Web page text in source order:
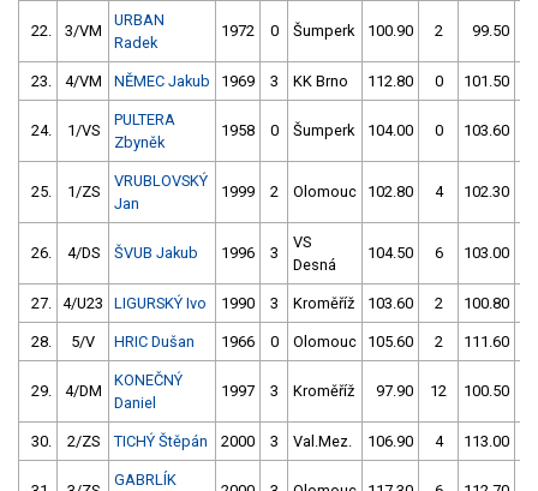
22. 3/VM
URBAN
Radek
1972 0 Šumperk 100.90 2 99.50
23. 4/VM NĚMEC Jakub 1969 3 KK Brno 112.80 0 101.50
24. 1/VS
PULTERA
Zbyněk
1958 0 Šumperk 104.00 0 103.60
25. 1/ZS
VRUBLOVSKÝ
Jan
1999 2 Olomouc 102.80 4 102.30
26. 4/DS ŠVUB Jakub 1996 3
VS
Desná
104.50 6 103.00
27. 4/U23 LIGURSKÝ Ivo 1990 3 Kroměříž 103.60 2 100.80
28. 5/V HRIC Dušan 1966 0 Olomouc 105.60 2 111.60
29. 4/DM
KONEČNÝ
Daniel
1997 3 Kroměříž 97.90 12 100.50
30. 2/ZS TICHÝ Štěpán 2000 3 Val.Mez. 106.90 4 113.00
GABRLÍK